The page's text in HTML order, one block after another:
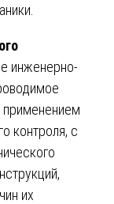
инженерно-
применением
контроля, с
их